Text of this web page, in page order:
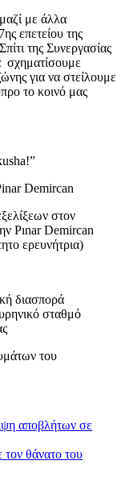
με άλλα
επετείου της
της Συνεργασίας
σχηματίσουμε
για να στείλουμε
το κοινό μας
Demircan
στον
Pınar Demircan
ερευνήτρια)
διασπορά
σταθμό
του
αποβλήτων σε
τον θάνατο του